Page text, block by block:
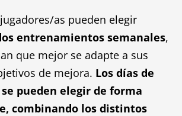
as pueden elegir
entrenamientos semanales,
que mejor se adapte a sus
de mejora. Los días de
pueden elegir de forma
combinando los distintos